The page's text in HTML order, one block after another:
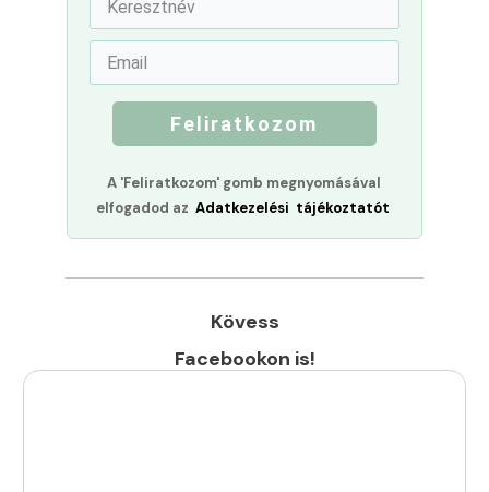
Feliratkozom
A 'Feliratkozom' gomb megnyomásával
elfogadod az Adatkezelési tájékoztatót
Kövess
Facebookon is!